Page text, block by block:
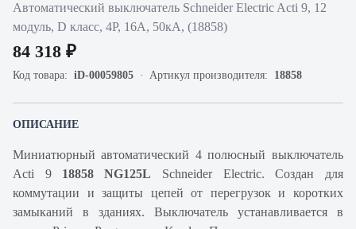
Автоматический выключатель Schneider Electric Acti 9, 12
модуль, D класс, 4P, 16А, 50кА, (18858)
84 318 ₽
Код товара: iD-00059805 Артикул производителя: 18858
ОПИСАНИЕ
Миниатюрный автоматический 4 полюсный выключатель
Acti 9 18858 NG125L Schneider Electric. Создан для
коммутации и защиты цепей от перегрузок и коротких
замыканий в зданиях. Выключатель устанавливается в